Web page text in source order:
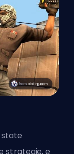
state
strategie, e